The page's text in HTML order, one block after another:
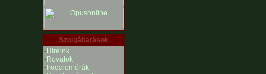
Szolgáltatások
· Híreink
· Rovatok
· Irodalomórák